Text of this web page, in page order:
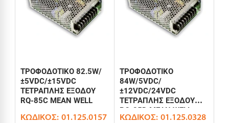
ΤΡΟΦΟΔΟΤΙΚΟ 82.5W/
±5VDC/±15VDC
ΤΕΤΡΑΠΛΗΣ ΕΞΟΔΟΥ
RQ-85C MEAN WELL
ΚΩΔΙΚΌΣ: 01.125.0157
ΤΡΟΦΟΔΟΤΙΚΟ
84W/5VDC/
±12VDC/24VDC
ΤΕΤΡΑΠΛΗΣ ΕΞΟΔΟΥ
RQ-85D MEAN WELL
ΚΩΔΙΚΌΣ: 01.125.0328